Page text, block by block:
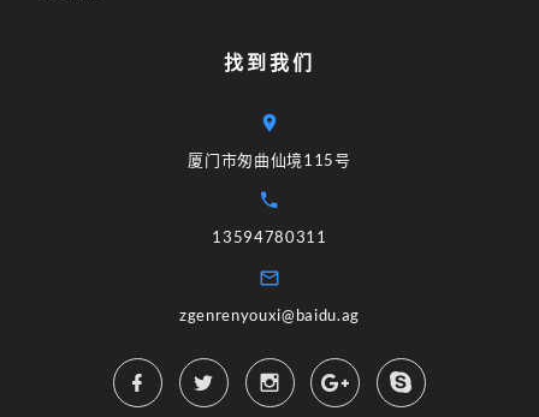
找到我们
厦门市匆曲仙境115号
13594780311
zgenrenyouxi@baidu.ag